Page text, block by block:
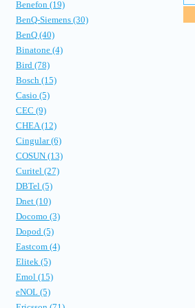
Benefon (19)
BenQ-Siemens (30)
BenQ (40)
Binatone (4)
Bird (78)
Bosch (15)
Casio (5)
CEC (9)
CHEA (12)
Cingular (6)
COSUN (13)
Curitel (27)
DBTel (5)
Dnet (10)
Docomo (3)
Dopod (5)
Eastcom (4)
Elitek (5)
Emol (15)
eNOL (5)